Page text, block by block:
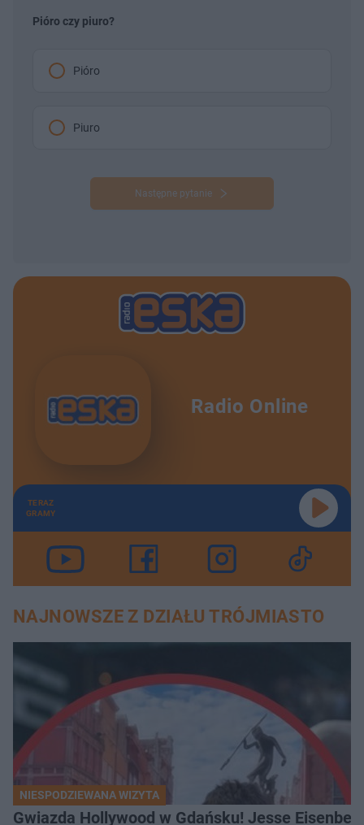
Pióro czy piuro?
Pióro
Piuro
Następne pytanie
Radio Online
TERAZ
GRAMY
NAJNOWSZE Z DZIAŁU TRÓJMIASTO
NIESPODZIEWANA WIZYTA
Gwiazda Hollywood w Gdańsku! Jesse